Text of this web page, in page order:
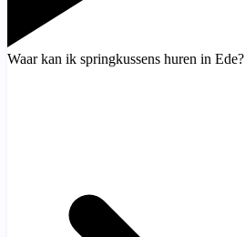
Waar kan ik springkussens huren in Ede?